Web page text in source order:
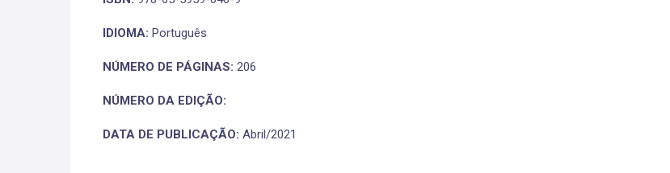
IDIOMA: Português
NÚMERO DE PÁGINAS: 206
NÚMERO DA EDIÇÃO:
DATA DE PUBLICAÇÃO: Abril/2021